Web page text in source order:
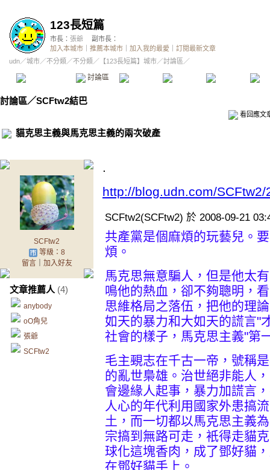
123長短篇
市長： 張爺
副市長：
加入本城市
推薦本城市 加入我的最愛
訂閱最新文章
udn／城市／不分類 ／不分類 ／ 【123長短篇】城市／討論區／
討論區 精華區 投票區 影像館
討論區／SCFtw2結巴
看回應文
貓克思主義與馬克思主義的兩次破產
SCFtw2
等級：8
留言｜ 加入好友
文章推薦人 (4)
anybody
oO角兒
張爺
SCFtw2
.
http://blog.udn.com/SCFtw2/
SCFtw2(SCFtw2) 於 2008-09-21
共產黨是個麻煩的玩藝兒。
煩。
馬克思無意騙人，但是他太
鳴他的熱血，卻不夠聰明，
思維格局之落伍，把他的理
如天的暴力和大如天的謊言"
社會的樣子，馬克思主義"第
毛主覡志在千古一帝，號稱
的亂世梟雄。治世絕非能人
會邊緣人起事，暴力加謊言
人心的年代利用國家外患搞
土，而一切都以馬克思主義
宗搞到無路可走，衹得走貓
球化這塊香肉，成了鄧好貓
在鄧好貓手上。